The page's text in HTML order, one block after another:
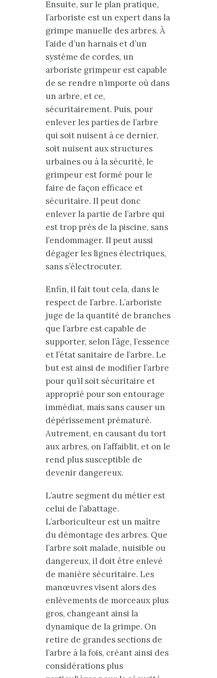
Ensuite, sur le plan pratique,
l’arboriste est un expert dans la
grimpe manuelle des arbres. À
l’aide d’un harnais et d’un
système de cordes, un
arboriste grimpeur est capable
de se rendre n’importe où dans
un arbre, et ce,
sécuritairement. Puis, pour
enlever les parties de l’arbre
qui soit nuisent à ce dernier,
soit nuisent aux structures
urbaines ou à la sécurité, le
grimpeur est formé pour le
faire de façon efficace et
sécuritaire. Il peut donc
enlever la partie de l’arbre qui
est trop près de la piscine, sans
l’endommager. Il peut aussi
dégager les lignes électriques,
sans s’électrocuter.
Enfin, il fait tout cela, dans le
respect de l’arbre. L’arboriste
juge de la quantité de branches
que l’arbre est capable de
supporter, selon l’âge, l’essence
et l’état sanitaire de l’arbre. Le
but est ainsi de modifier l’arbre
pour qu’il soit sécuritaire et
approprié pour son entourage
immédiat, mais sans causer un
dépérissement prématuré.
Autrement, en causant du tort
aux arbres, on l’affaiblit, et on le
rend plus susceptible de
devenir dangereux.
L’autre segment du métier est
celui de l’abattage.
L’arboriculteur est un maître
du démontage des arbres. Que
l’arbre soit malade, nuisible ou
dangereux, il doit être enlevé
de manière sécuritaire. Les
manœuvres visent alors des
enlèvements de morceaux plus
gros, changeant ainsi la
dynamique de la grimpe. On
retire de grandes sections de
l’arbre à la fois, créant ainsi des
considérations plus